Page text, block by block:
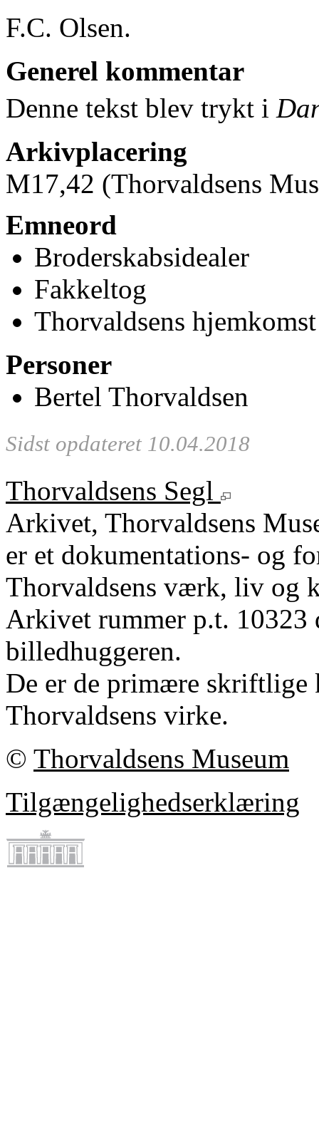
F.C. Olsen.
Generel kommentar
Denne tekst blev trykt i
Arkivplacering
M17,42 (Thorvaldsens
Emneord
Broderskabsidealer
Fakkeltog
Thorvaldsens
Personer
Bertel Thorvaldsen
Sidst opdateret 10.04.2018
Thorvaldsens Segl
Arkivet, Thorvaldsens
er et dokumentations- og
Thorvaldsens værk, liv og
Arkivet rummer p.t.
billedhuggeren.
De er de primære
Thorvaldsens virke.
© Thorvaldsens Museum
Tilgængelighedserklæring